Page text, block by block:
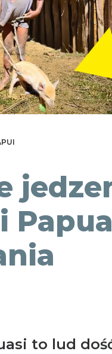
to lud